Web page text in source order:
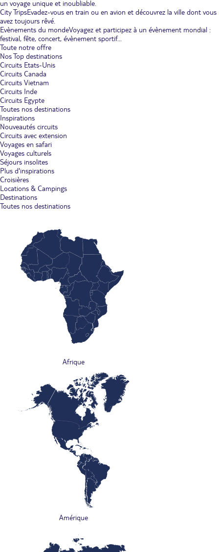
un voyage unique et inoubliable.
City TripsEvadez-vous en train ou en avion et découvrez la ville dont vous
avez toujours rêvé.
Evènements du mondeVoyagez et participez à un évènement mondial :
festival, fête, concert, évènement sportif...
Toute notre offre
Nos Top destinations
Circuits Etats-Unis
Circuits Canada
Circuits Vietnam
Circuits Inde
Circuits Egypte
Toutes nos destinations
Inspirations
Nouveautés circuits
Circuits avec extension
Voyages en safari
Voyages culturels
Séjours insolites
Plus d'inspirations
Croisières
Locations & Campings
Destinations
Toutes nos destinations
Afrique
Amérique